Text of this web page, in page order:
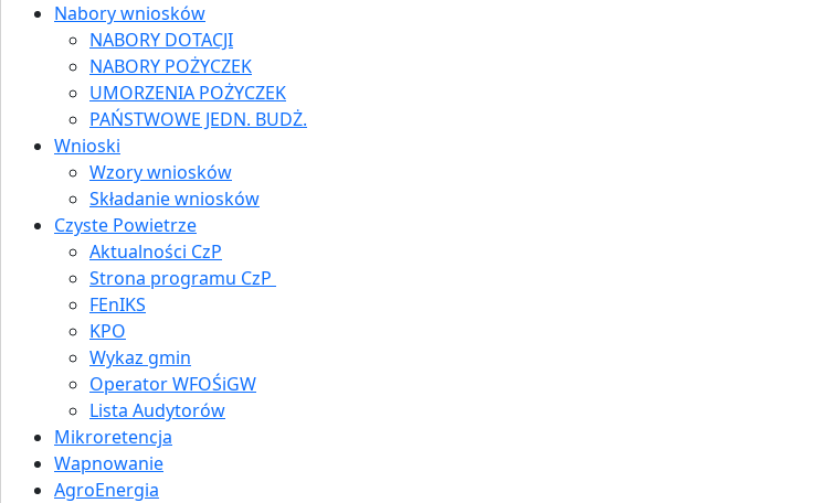
Nabory wniosków
NABORY DOTACJI
NABORY POŻYCZEK
UMORZENIA POŻYCZEK
PAŃSTWOWE JEDN. BUDŻ.
Wnioski
Wzory wniosków
Składanie wniosków
Czyste Powietrze
Aktualności CzP
Strona programu CzP
FEnIKS
KPO
Wykaz gmin
Operator WFOŚiGW
Lista Audytorów
Mikroretencja
Wapnowanie
AgroEnergia